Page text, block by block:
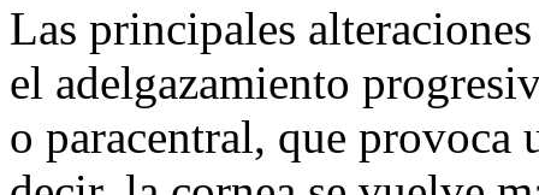
Las principales
el adelgazamiento
o paracentral, que